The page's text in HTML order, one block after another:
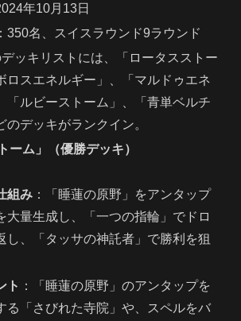
年10月13日
350名、スイスラウンド9ラウンド
デッキリストには、「ロータスストー
ロスエネルギー」、「マルドゥエネ
「ルビーストーム」、「青単ベルチ
のデッキがランクイン。
ーム」（優勝デッキ）
組み ：「睡蓮の原野」をアンタップ
大量生成し、「一つの指輪」でドロ
し、「タッサの神託者」で勝利を狙
ト ：「睡蓮の原野」のアンタップを
る「さびれた寺院」や、スペルをバ